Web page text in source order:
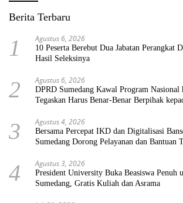
Berita Terbaru
1 Agustus 6, 2026
10 Peserta Berebut Dua Jabatan Perangkat
Hasil Seleksinya
2 Agustus 6, 2026
DPRD Sumedang Kawal Program Nasional
Tegaskan Harus Benar-Benar Berpihak
3 Agustus 4, 2026
Bersama Percepat IKD dan Digitalisasi
Sumedang Dorong Pelayanan dan Bantuan
4 Agustus 3, 2026
President University Buka Beasiswa Penuh
Sumedang, Gratis Kuliah dan Asrama